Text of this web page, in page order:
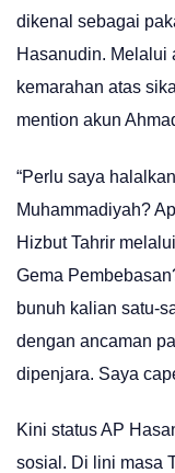
dikenal sebagai
Hasanudin. Melalui
kemarahan atas
mention akun
“Perlu saya
Muhammadiyah?
Hizbut Tahrir
Gema
bunuh kalian satu-
dengan ancaman
dipenjara. Saya
Kini status AP
sosial. Di lini masa